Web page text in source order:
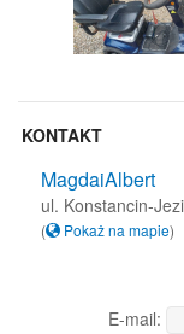
KONTAKT
MagdaiAlbert
ul. Konstancin-
( Pokaż na mapie)
E-mail: